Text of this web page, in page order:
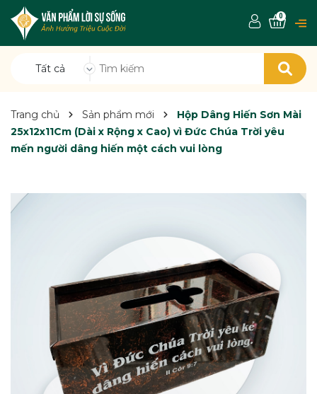
Tất cả
0
Trang chủ Sản phẩm mới
Hộp Dâng Hiến Sơn Mài
25x12x11Cm (Dài x Rộng x Cao) vì Đức Chúa Trời yêu
mến người dâng hiến một cách vui lòng